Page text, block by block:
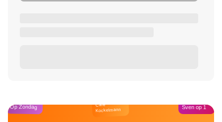
Op Zondag Café
Kockelmann Sven op 1